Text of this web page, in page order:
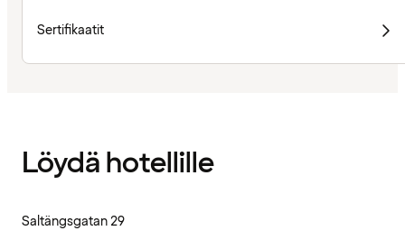
Sertifikaatit
Löydä hotellille
Saltängsgatan 29